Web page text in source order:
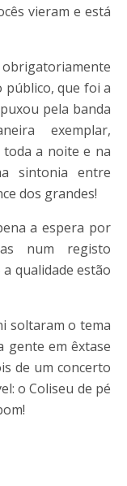
vieram e está
público, que foi a
pela banda
exemplar,
a noite e na
sintonia entre
dos grandes!
a espera por
num registo
qualidade estão
soltaram o tema
gente em êxtase
de um concerto
o Coliseu de pé